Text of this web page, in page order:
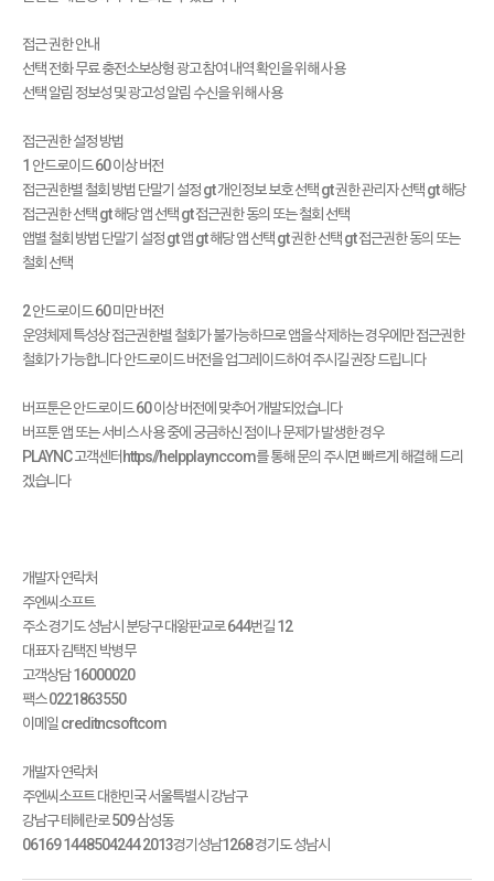
접근 권한 안내
선택 전화 무료 충전소보상형 광고 참여 내역 확인을 위해 사용
선택 알림 정보성 및 광고성 알림 수신을 위해 사용
접근권한 설정 방법
1 안드로이드 60 이상 버전
접근권한별 철회 방법 단말기 설정 gt 개인정보 보호 선택 gt 권한 관리자 선택 gt 해당
접근권한 선택 gt 해당 앱 선택 gt 접근권한 동의 또는 철회 선택
앱별 철회 방법 단말기 설정 gt 앱 gt 해당 앱 선택 gt 권한 선택 gt 접근권한 동의 또는
철회 선택
2 안드로이드 60 미만 버전
운영체제 특성상 접근권한별 철회가 불가능하므로 앱을 삭제하는 경우에만 접근권한
철회가 가능합니다 안드로이드 버전을 업그레이드하여 주시길 권장 드립니다
버프툰은 안드로이드 60 이상 버전에 맞추어 개발되었습니다
버프툰 앱 또는 서비스 사용 중에 궁금하신 점이나 문제가 발생한 경우
PLAYNC 고객센터https//helpplaynccom를 통해 문의 주시면 빠르게 해결해 드리
겠습니다
개발자 연락처
주엔씨소프트
주소 경기도 성남시 분당구 대왕판교로 644번길 12
대표자 김택진 박병무
고객상담 16000020
팩스 0221863550
이메일 creditncsoftcom
개발자 연락처
주엔씨소프트 대한민국 서울특별시 강남구
강남구 테헤란로 509 삼성동
06169 1448504244 2013경기성남1268 경기도 성남시